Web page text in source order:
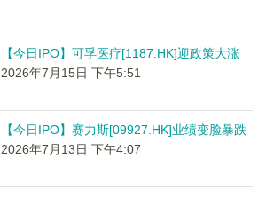
【今日IPO】可孚医疗[1187.HK]迎政策大涨
2026年7月15日 下午5:51
【今日IPO】赛力斯[09927.HK]业绩变脸暴跌
2026年7月13日 下午4:07